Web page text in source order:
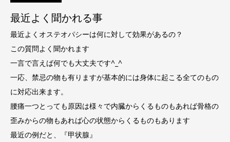
最近よく聞かれる事
最近よくオステオパシーは何に対して効果があるの？
この質問よく聞かれます
一言で言えば何でも大丈夫です^_^
一応、禁忌の物も有りますが基本的には身体に起こる全てのもの
に対応出来ます。
腰痛一つとっても原因は様々で内臓からくるものもあれば骨格の
歪みからの物もあれば心の状態からくるものもあります
最近の例だと、『甲状腺』